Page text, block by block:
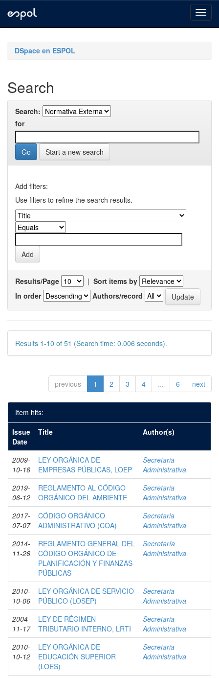
navigationDSpace en ESPOL
Search
Search:
for
Start a new search
Add filters:
Use filters to refine the search results.
Results/Page | Sort items by
In order
Authors/record
Results 1-10 of 51 (Search time: 0.006 seconds).
previous 1 2 3 4 ... 6 next
Item hits:
Issue
Date
Title Author(s)
2009-
10-16
LEY ORGÁNICA DE
EMPRESAS PÚBLICAS, LOEP
Secretaria
Administrativa
2019-
06-12
REGLAMENTO AL CÓDIGO
ORGÁNICO DEL AMBIENTE
Secretaria
Administrativa
2017-
07-07
CÓDIGO ORGÁNICO
ADMINISTRATIVO (COA)
Secretaria
Administrativa
2014-
11-26
REGLAMENTO GENERAL DEL
CÓDIGO ORGÁNICO DE
PLANIFICACIÓN Y FINANZAS
PÚBLICAS
Secretaría
Administrativa
2010-
10-06
LEY ORGÁNICA DE SERVICIO
PÚBLICO (LOSEP)
Secretaria
Administrativa
2004-
11-17
LEY DE RÉGIMEN
TRIBUTARIO INTERNO, LRTI
Secretaria
Administrativa
2010-
10-12
LEY ORGÁNICA DE
EDUCACIÓN SUPERIOR
(LOES)
Secretaria
Administrativa